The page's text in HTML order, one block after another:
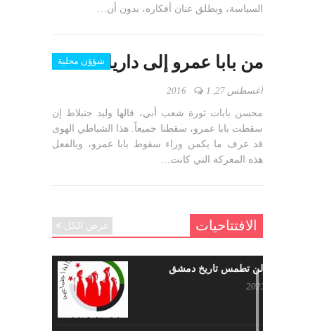
السياسة، ويطلق عنان أفكاره، بدون أن…
شؤؤن محليةمن بابا عمرو إلى داريا …
أغسطس 27, 2016 1
محسن بابات ثورة شعب أبي، قالها وليد جنبلاط إن
سقطت بابا عمرو، سقطنا جميعاً. هذا الشباطي الهوى
قد عرف ما يكمن وراء سقوط بابا عمرو، وبالفعل
هذه المعركة التي كانت…
الافتتاحيات عرض الكل
حرائقكم لن تطمس تاريخ دمشق